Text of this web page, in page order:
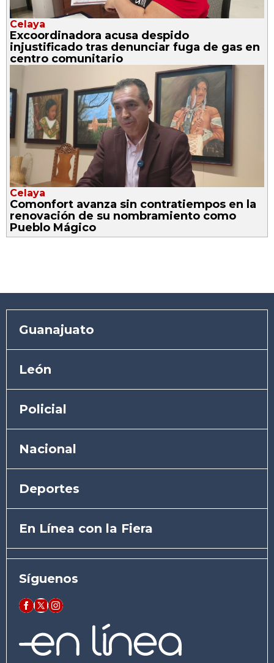
Celaya
Excoordinadora acusa despido
injustificado tras denunciar fuga de gas en
centro comunitario
Celaya
Comonfort avanza sin contratiempos en la
renovación de su nombramiento como
Pueblo Mágico
Guanajuato
León
Policial
Nacional
Deportes
En Línea con la Fiera
Síguenos